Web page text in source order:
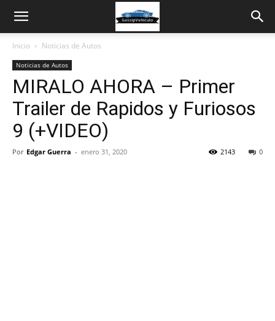
Inicio Noticias de Autos
Noticias de Autos
MIRALO AHORA – Primer
Trailer de Rapidos y Furiosos
9 (+VIDEO)
Por Edgar Guerra - enero 31, 2020 0
2143